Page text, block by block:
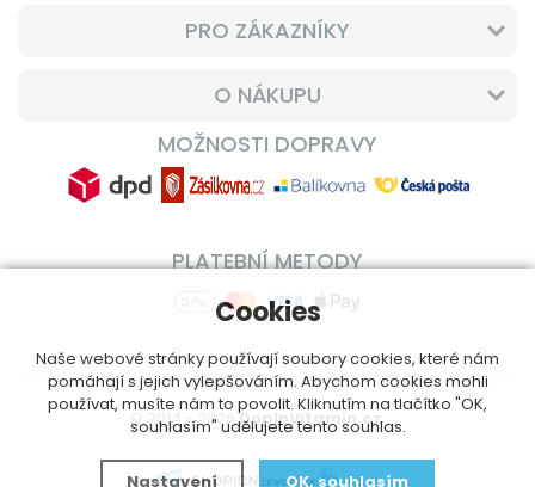
PRO ZÁKAZNÍKY
O NÁKUPU
MOŽNOSTI DOPRAVY
PLATEBNÍ METODY
© 2014 - 2026DoplnVitamin.cz
Cookies
Naše webové stránky používají soubory cookies, které nám
pomáhají s jejich vylepšováním. Abychom cookies mohli
používat, musíte nám to povolit. Kliknutím na tlačítko "OK,
souhlasím" udělujete tento souhlas.
Nastavení OK, souhlasím